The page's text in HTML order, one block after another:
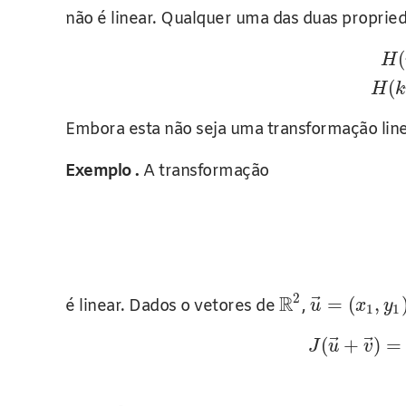
não é linear. Qualquer uma das duas
H(
H(k
Embora esta não seja uma transformação
Exemplo . A transformação
é linear. Dados o vetores de R2,u = (x1, y1
J(u + v⃗
) =